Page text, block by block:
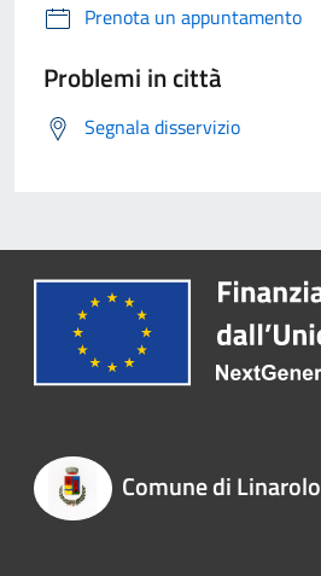
Prenota un appuntamento
Problemi in città
Segnala disservizio
Comune di Linarolo